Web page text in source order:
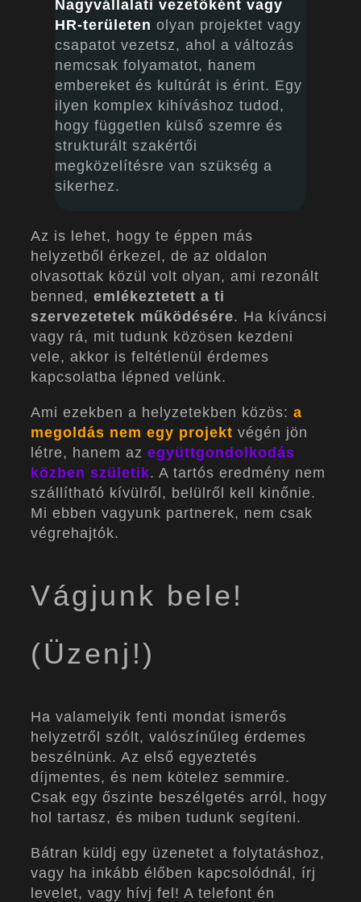
Nagyvállalati vezetőként vagy
HR-területen olyan projektet vagy
csapatot vezetsz, ahol a változás
nemcsak folyamatot, hanem
embereket és kultúrát is érint. Egy
ilyen komplex kihíváshoz tudod,
hogy független külső szemre és
strukturált szakértői
megközelítésre van szükség a
sikerhez.
Az is lehet, hogy te éppen más
helyzetből érkezel, de az oldalon
olvasottak közül volt olyan, ami rezonált
benned, emlékeztetett a ti
szervezetetek működésére. Ha kíváncsi
vagy rá, mit tudunk közösen kezdeni
vele, akkor is feltétlenül érdemes
kapcsolatba lépned velünk.
Ami ezekben a helyzetekben közös: a
megoldás nem egy projekt végén jön
létre, hanem az együttgondolkodás
közben születik. A tartós eredmény nem
szállítható kívülről, belülről kell kinőnie.
Mi ebben vagyunk partnerek, nem csak
végrehajtók.
Vágjunk bele!
(Üzenj!)
Ha valamelyik fenti mondat ismerős
helyzetről szólt, valószínűleg érdemes
beszélnünk. Az első egyeztetés
díjmentes, és nem kötelez semmire.
Csak egy őszinte beszélgetés arról, hogy
hol tartasz, és miben tudunk segíteni.
Bátran küldj egy üzenetet a folytatáshoz,
vagy ha inkább élőben kapcsolódnál, írj
levelet, vagy hívj fel! A telefont én